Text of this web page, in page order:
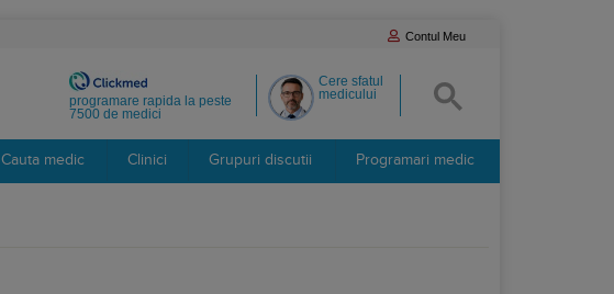
Contul Meu
Cere sfatul
medicului
programare rapida la peste
7500 de medici
Cauta medic Clinici Grupuri discutii Programari medic